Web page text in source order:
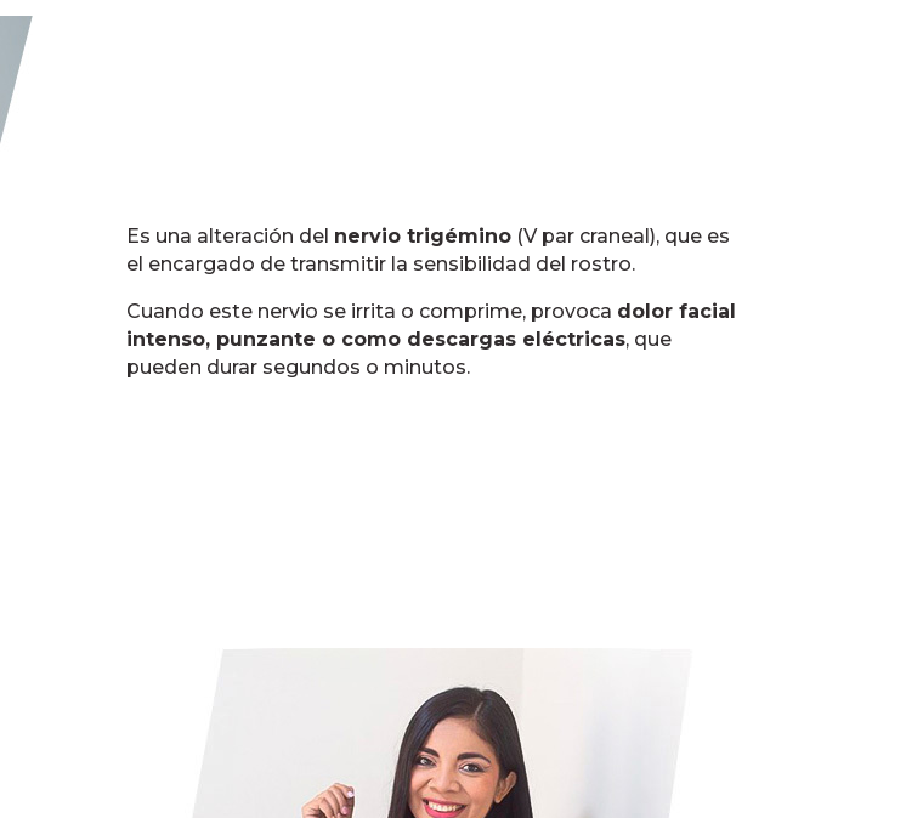
Es una alteración del nervio trigémino(V par craneal), que es
el encargado de transmitir la sensibilidad del rostro.
Cuando este nervio se irrita o comprime, provoca dolor facial
intenso, punzante o como descargas eléctricas, que
pueden durar segundos o minutos.